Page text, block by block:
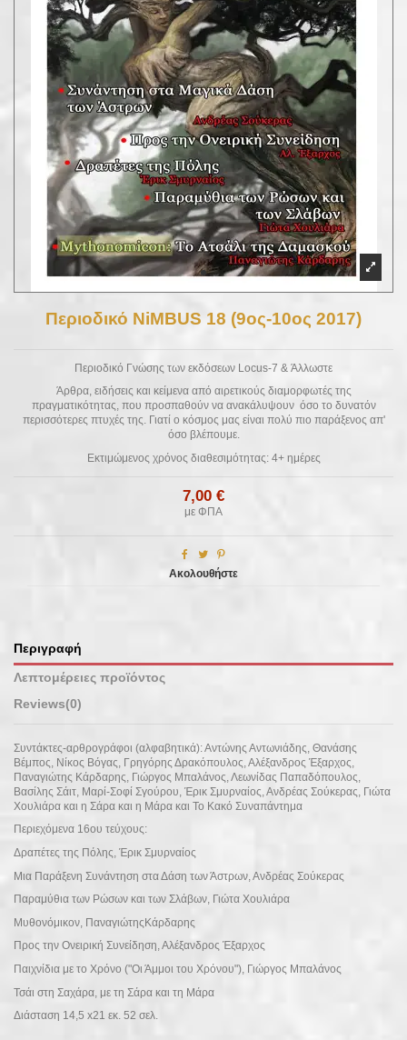
Περιοδικό NiMBUS 18 (9ος-10ος 2017)
Περιοδικό Γνώσης των εκδόσεων Locus-7 & Άλλωστε
Άρθρα, ειδήσεις και κείμενα από αιρετικούς διαμορφωτές της
πραγματικότητας, που προσπαθούν να ανακάλυψουν όσο το δυνατόν
περισσότερες πτυχές της. Γιατί ο κόσμος μας είναι πολύ πιο παράξενος απ'
όσο βλέπουμε.
Εκτιμώμενος χρόνος διαθεσιμότητας: 4+ ημέρες
7,00 €
με ΦΠΑ
Ακολουθήστε
Περιγραφή
Λεπτομέρειες προϊόντος
Reviews(0)
Συντάκτες-αρθρογράφοι (αλφαβητικά): Αντώνης Αντωνιάδης, Θανάσης
Βέμπος, Νίκος Βόγας, Γρηγόρης Δρακόπουλος, Αλέξανδρος Έξαρχος,
Παναγιώτης Κάρδαρης, Γιώργος Μπαλάνος, Λεωνίδας Παπαδόπουλος,
Βασίλης Σάιτ, Μαρί-Σοφί Σγούρου, Έρικ Σμυρναίος, Ανδρέας Σούκερας, Γιώτα
Χουλιάρα και η Σάρα και η Μάρα και Το Κακό Συναπάντημα
Περιεχόμενα 16ου τεύχους:
Δραπέτες της Πόλης, Έρικ Σμυρναίος
Μια Παράξενη Συνάντηση στα Δάση των Άστρων, Ανδρέας Σούκερας
Παραμύθια των Ρώσων και των Σλάβων, Γιώτα Χουλιάρα
Μυθονόμικον, ΠαναγιώτηςΚάρδαρης
Προς την Ονειρική Συνείδηση, Αλέξανδρος Έξαρχος
Παιχνίδια με το Χρόνο ("Οι Άμμοι του Χρόνου"), Γιώργος Μπαλάνος
Τσάι στη Σαχάρα, με τη Σάρα και τη Μάρα
Διάσταση 14,5 x21 εκ. 52 σελ.